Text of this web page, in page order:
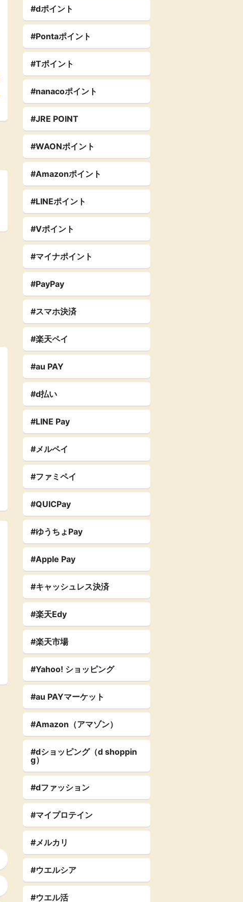
#dポイント
#Pontaポイント
#Tポイント
#nanacoポイント
#JRE POINT
#WAONポイント
#Amazonポイント
#LINEポイント
#Vポイント
#マイナポイント
#PayPay
#スマホ決済
#楽天ペイ
#au PAY
#d払い
#LINE Pay
#メルペイ
#ファミペイ
#QUICPay
#ゆうちょPay
#Apple Pay
#キャッシュレス決済
#楽天Edy
#楽天市場
#Yahoo! ショッピング
#au PAYマーケット
#Amazon（アマゾン）
#dショッピング（d shoppin
g）
#dファッション
#マイプロテイン
#メルカリ
#ウエルシア
#ウエル活